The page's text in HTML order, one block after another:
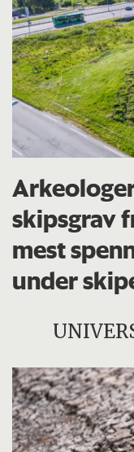
skipsgrav
mest
under